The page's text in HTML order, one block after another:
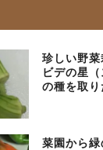
珍しい野
ビデの星（
の種を取り
菜園から